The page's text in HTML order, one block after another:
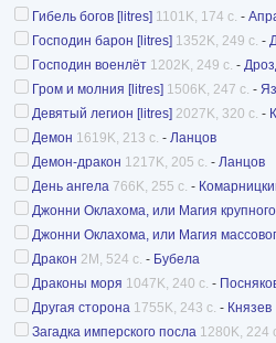
Гибель богов [litres] 1101K, 174 с. -
Господин барон [litres] 1352K, 249 с. -
Господин военлёт 1202K, 249 с. -
Гром и молния [litres] 1506K, 247 с. -
Девятый легион [litres] 2027K, 320 с. -
Демон 1619K, 213 с. - Ланцов
Демон-дракон 1217K, 205 с. - Ланцов
День ангела 766K, 255 с. -
Джонни Оклахома, или Магия
Джонни Оклахома, или Магия
Дракон 2M, 524 с. - Бубела
Драконы моря 1047K, 240 с. -
Другая сторона 1755K, 243 с. - Князев
Загадка имперского посла 1280K, 224